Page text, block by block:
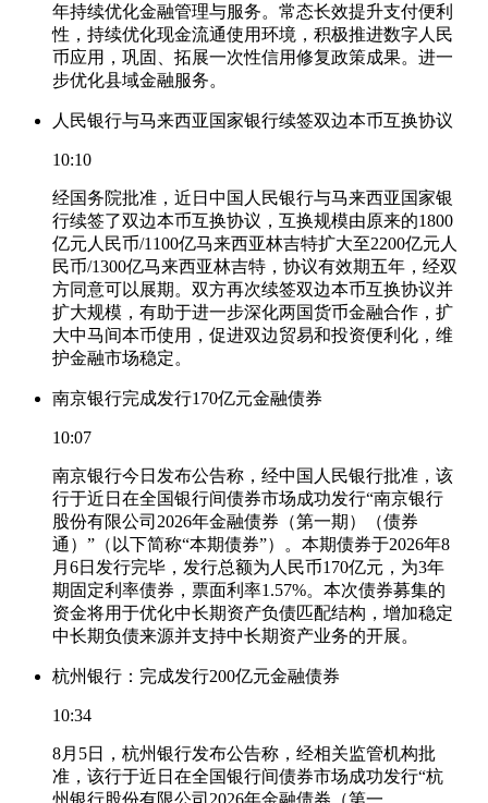
年持续优化金融管理与服务。常态长效提升支付便利
性，持续优化现金流通使用环境，积极推进数字人民
币应用，巩固、拓展一次性信用修复政策成果。进一
步优化县域金融服务。
人民银行与马来西亚国家银行续签双边本币互换协议
10:10
经国务院批准，近日中国人民银行与马来西亚国家银
行续签了双边本币互换协议，互换规模由原来的1800
亿元人民币/1100亿马来西亚林吉特扩大至2200亿元人
民币/1300亿马来西亚林吉特，协议有效期五年，经双
方同意可以展期。双方再次续签双边本币互换协议并
扩大规模，有助于进一步深化两国货币金融合作，扩
大中马间本币使用，促进双边贸易和投资便利化，维
护金融市场稳定。
南京银行完成发行170亿元金融债券
10:07
南京银行今日发布公告称，经中国人民银行批准，该
行于近日在全国银行间债券市场成功发行“南京银行
股份有限公司2026年金融债券（第一期）（债券
通）”（以下简称“本期债券”）。本期债券于2026年8
月6日发行完毕，发行总额为人民币170亿元，为3年
期固定利率债券，票面利率1.57%。本次债券募集的
资金将用于优化中长期资产负债匹配结构，增加稳定
中长期负债来源并支持中长期资产业务的开展。
杭州银行：完成发行200亿元金融债券
10:34
8月5日，杭州银行发布公告称，经相关监管机构批
准，该行于近日在全国银行间债券市场成功发行“杭
州银行股份有限公司2026年金融债券（第一